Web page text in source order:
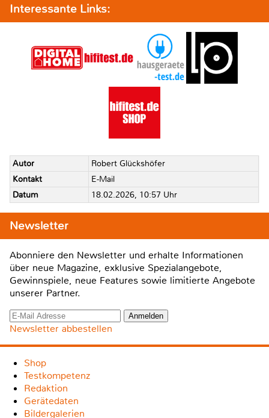
Interessante Links:
Autor
Robert Glückshöfer
Kontakt
E-Mail
Datum
18.02.2026, 10:57 Uhr
Newsletter
Abonniere den Newsletter und erhalte Informationen
über neue Magazine, exklusive Spezialangebote,
Gewinnspiele, neue Features sowie limitierte Angebote
unserer Partner.
Newsletter abbestellen
Shop
Testkompetenz
Redaktion
Gerätedaten
Bildergalerien